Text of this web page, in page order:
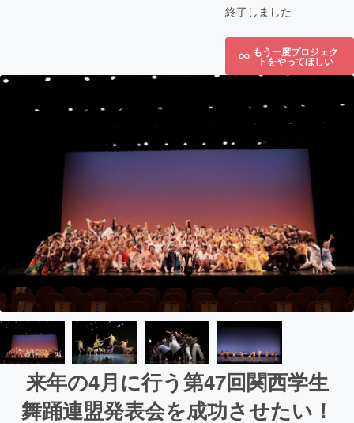
終了しました
もう一度プロジェク
トをやってほしい
来年の4月に行う第47回関西学生
舞踊連盟発表会を成功させたい！